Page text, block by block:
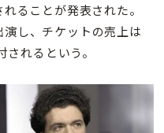
ることが発表された。
演し、チケットの売上は
れるという。